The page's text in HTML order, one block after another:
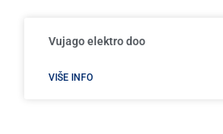
Vujago elektro doo
VIŠE INFO